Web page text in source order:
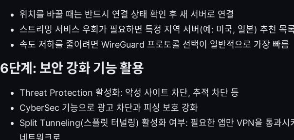
위치를 바꿀 때는 반드시 연결 상태 확인 후 새 서버로 연결
스트리밍 서비스 우회가 필요하면 특정 지역 서버(예: 미국, 일본) 추천 목
속도 저하를 줄이려면 WireGuard 프로토콜 선택이 일반적으로 가장 빠름
6단계: 보안 강화 기능 활용
Threat Protection 활성화: 악성 사이트 차단, 추적 차단 등
CyberSec 기능으로 광고 차단과 피싱 보호 강화
Split Tunneling(스플릿 터널링) 활성화 여부: 필요한 앱만 VPN을 통과시
네트워크로